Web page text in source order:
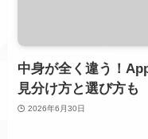
中身が全く違う！
見分け方と選び方も
2026年6月30日